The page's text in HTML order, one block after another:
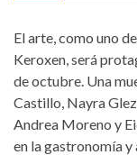
El arte, como uno
Keroxen, será
de octubre. Una
Castillo, Nayra
Andrea Moreno y
en la gastronomía